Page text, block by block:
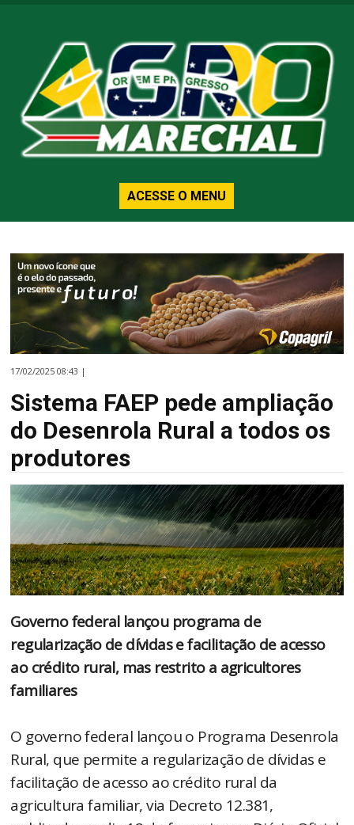
ACESSE O MENU
17/02/2025 08:43 |
Sistema FAEP pede ampliação
do Desenrola Rural a todos os
produtores
Governo federal lançou programa de
regularização de dívidas e facilitação de acesso
ao crédito rural, mas restrito a agricultores
familiares
O governo federal lançou o Programa Desenrola
Rural, que permite a regularização de dívidas e
facilitação de acesso ao crédito rural da
agricultura familiar, via Decreto 12.381,